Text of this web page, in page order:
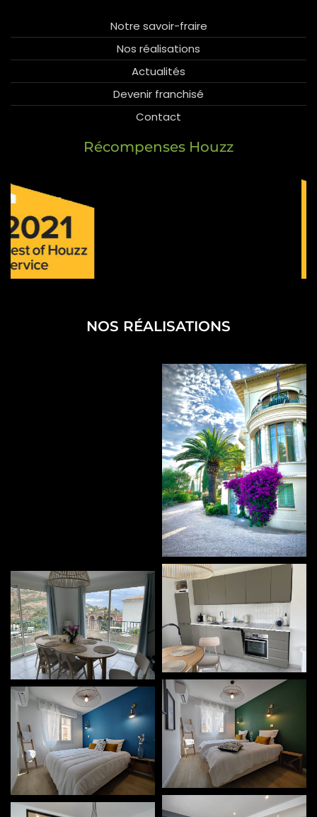
Notre savoir-fraire
Nos réalisations
Actualités
Devenir franchisé
Contact
Récompenses Houzz
NOS RÉALISATIONS